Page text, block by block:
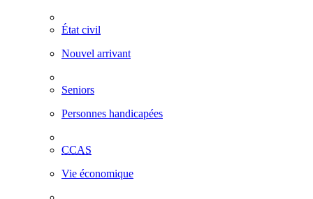
État civil
Nouvel arrivant
Seniors
Personnes handicapées
CCAS
Vie économique